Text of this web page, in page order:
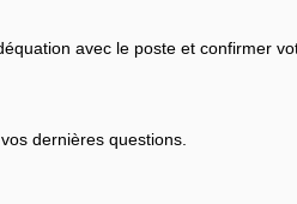
avec le poste et confirmer
dernières questions.